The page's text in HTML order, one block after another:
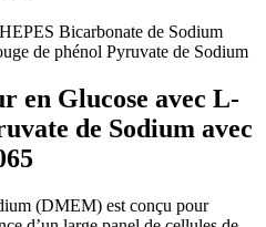
HEPES Bicarbonate de Sodium
de phénol Pyruvate de Sodium
en Glucose avec L-
de Sodium avec
(DMEM) est conçu pour